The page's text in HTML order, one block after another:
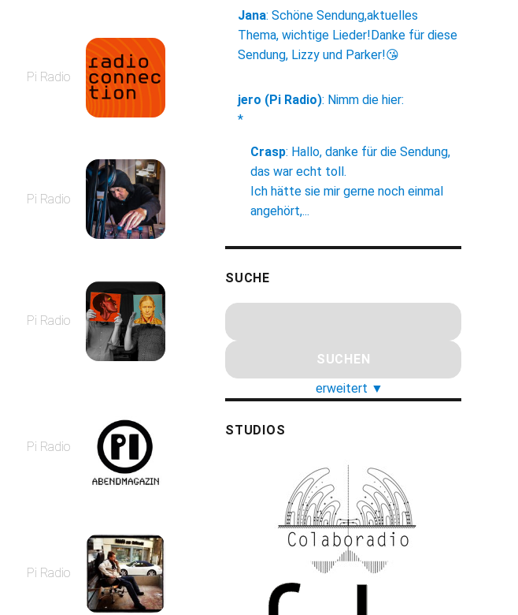
Pi Radio
Pi Radio
Pi Radio
Pi Radio
Pi Radio
Jana: Schöne Sendung,aktuelles
Thema, wichtige Lieder!Danke für diese
Sendung, Lizzy und Parker!😘
jero (Pi Radio): Nimm die hier:
*
Crasp: Hallo, danke für die Sendung,
das war echt toll.
Ich hätte sie mir gerne noch einmal
angehört,...
SUCHE
erweitert ▼
STUDIOS